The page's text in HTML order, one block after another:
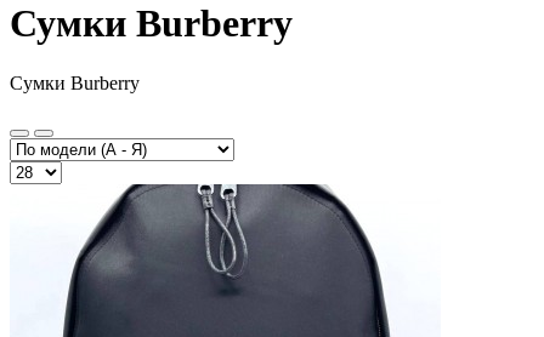
Сумки Burberry
Сумки Burberry